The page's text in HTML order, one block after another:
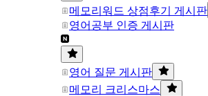
메모리워드 상점후기 게시판
영어공부 인증 게시판
영어 질문 게시판
메모리 크리스마스